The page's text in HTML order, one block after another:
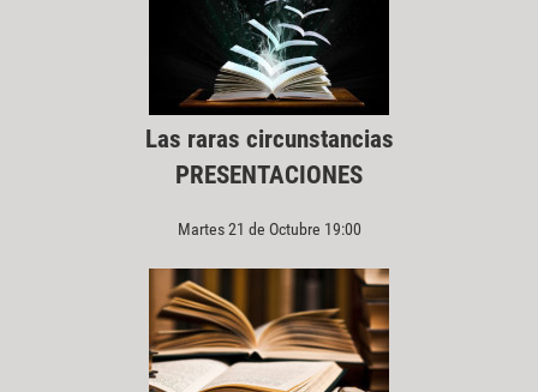
Las raras circunstancias
PRESENTACIONES
Martes 21 de Octubre 19:00